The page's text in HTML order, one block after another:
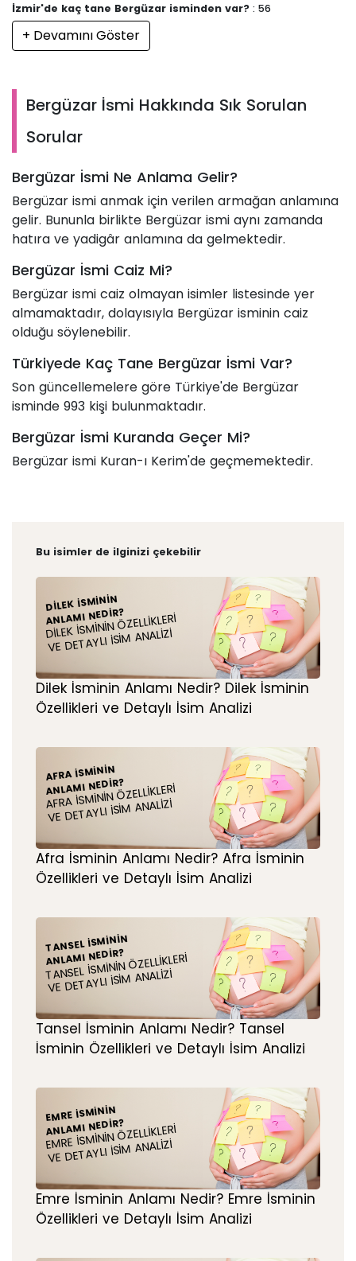
İzmir'de kaç tane Bergüzar isminden var? : 56
+ Devamını Göster
Bergüzar İsmi Hakkında Sık Sorulan
Sorular
Bergüzar İsmi Ne Anlama Gelir?
Bergüzar ismi anmak için verilen armağan anlamına
gelir. Bununla birlikte Bergüzar ismi aynı zamanda
hatıra ve yadigâr anlamına da gelmektedir.
Bergüzar İsmi Caiz Mi?
Bergüzar ismi caiz olmayan isimler listesinde yer
almamaktadır, dolayısıyla Bergüzar isminin caiz
olduğu söylenebilir.
Türkiyede Kaç Tane Bergüzar İsmi Var?
Son güncellemelere göre Türkiye'de Bergüzar
isminde 993 kişi bulunmaktadır.
Bergüzar İsmi Kuranda Geçer Mi?
Bergüzar ismi Kuran-ı Kerim'de geçmemektedir.
Bu isimler de ilginizi çekebilir
DILEK İSMININ
ANLAMI NEDIR?
DILEK İSMININ ÖZELLIKLERI
VE DETAYLI İSIM ANALIZI
Dilek İsminin Anlamı Nedir? Dilek İsminin
Özellikleri ve Detaylı İsim Analizi
AFRA İSMININ
ANLAMI NEDIR?
AFRA İSMININ ÖZELLIKLERI
VE DETAYLI İSIM ANALIZI
Afra İsminin Anlamı Nedir? Afra İsminin
Özellikleri ve Detaylı İsim Analizi
TANSEL İSMININ
ANLAMI NEDIR?
TANSEL İSMININ ÖZELLIKLERI
VE DETAYLI İSIM ANALIZI
Tansel İsminin Anlamı Nedir? Tansel
İsminin Özellikleri ve Detaylı İsim Analizi
EMRE İSMININ
ANLAMI NEDIR?
EMRE İSMININ ÖZELLIKLERI
VE DETAYLI İSIM ANALIZI
Emre İsminin Anlamı Nedir? Emre İsminin
Özellikleri ve Detaylı İsim Analizi